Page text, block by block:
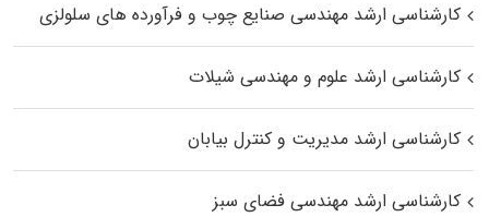
کارشناسی ارشد مهندسی صنایع چوب و فرآورده‌ های سلولزی
کارشناسی ارشد علوم و مهندسی شیلات
کارشناسی ارشد مدیریت و کنترل بیابان
کارشناسی ارشد مهندسی فضای سبز